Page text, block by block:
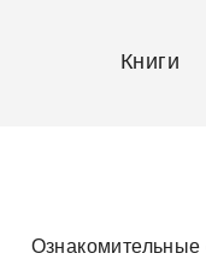
Книги